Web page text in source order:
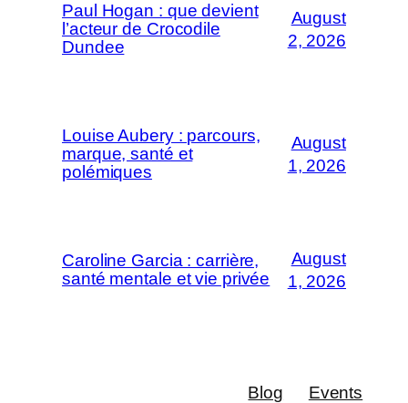
Paul Hogan : que devient
l’acteur de Crocodile
Dundee
August
2, 2026
Louise Aubery : parcours,
marque, santé et
polémiques
August
1, 2026
Caroline Garcia : carrière,
santé mentale et vie privée
August
1, 2026
Blog Events